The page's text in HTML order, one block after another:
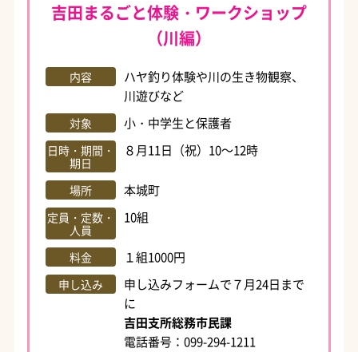
吉田まるごと体験・ワークショップ
（川編）
内容
ハヤ釣り体験や川の生き物観察、
川遊びなど
対象 小・中学生と保護者
日時・期間・
期日
８月11日（祝）10～12時
場所 本城町
定員・定数・
人員
10組
料金 １組1000円
申し込み
申し込みフォームで７月24日まで
に
吉田支所総務市民課
電話番号：099-294-1211